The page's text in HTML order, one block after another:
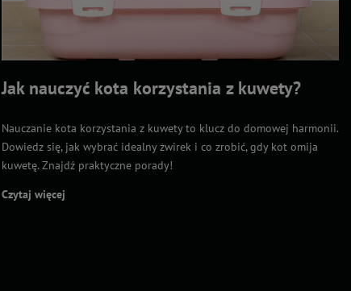
Jak nauczyć kota korzystania z kuwety?
Nauczanie kota korzystania z kuwety to klucz do domowej harmonii.
Dowiedz się, jak wybrać idealny żwirek i co zrobić, gdy kot omija
kuwetę. Znajdź praktyczne porady!
Czytaj więcej